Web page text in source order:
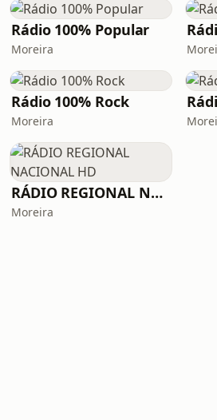
Rádio 100% Popular
Moreira
Rádio 100% Rock
Moreira
RÁDIO REGIONAL NACIONAL HD
Moreira